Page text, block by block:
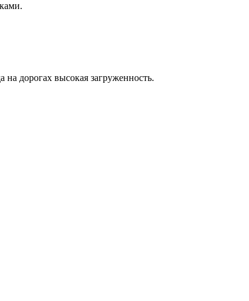
на дорогах высокая загруженность.